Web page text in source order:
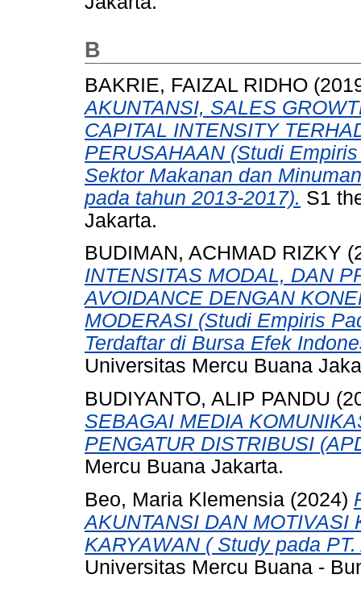
B
BAKRIE, FAIZAL RIDHO
AKUNTANSI, SALES
CAPITAL INTENSITY
PERUSAHAAN (Studi
Sektor Makanan dan
pada tahun 2013-2017). S1
Jakarta.
BUDIMAN, ACHMAD RIZKY
INTENSITAS MODAL, DAN
AVOIDANCE DENGAN
MODERASI (Studi Empiris
Terdaftar di Bursa Efek
Universitas Mercu Buana
BUDIYANTO, ALIP PANDU
SEBAGAI MEDIA
PENGATUR DISTRIBUSI
Mercu Buana Jakarta.
Beo, Maria Klemensia (2024)
AKUNTANSI DAN MOTIVASI
KARYAWAN ( Study pada
Universitas Mercu Buana -